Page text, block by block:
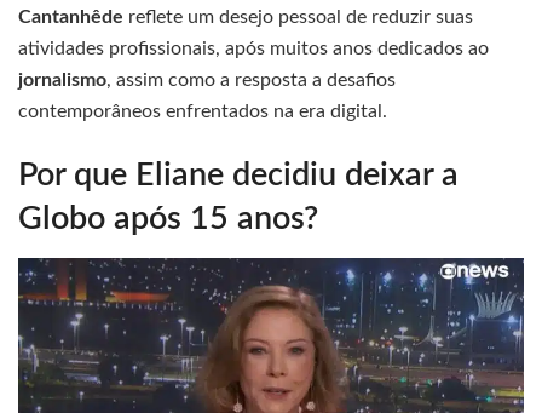
Cantanhêde reflete um desejo pessoal de reduzir suas
atividades profissionais, após muitos anos dedicados ao
jornalismo, assim como a resposta a desafios
contemporâneos enfrentados na era digital.
Por que Eliane decidiu deixar a
Globo após 15 anos?